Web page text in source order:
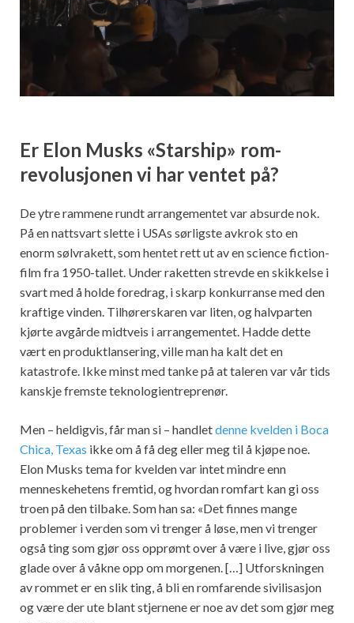
Er Elon Musks «Starship» rom-
revolusjonen vi har ventet på?
De ytre rammene rundt arrangementet var absurde nok.
På en nattsvart slette i USAs sørligste avkrok sto en
enorm sølvrakett, som hentet rett ut av en science fiction-
film fra 1950-tallet. Under raketten strevde en skikkelse i
svart med å holde foredrag, i skarp konkurranse med den
kraftige vinden. Tilhørerskaren var liten, og halvparten
kjørte avgårde midtveis i arrangementet. Hadde dette
vært en produktlansering, ville man ha kalt det en
katastrofe. Ikke minst med tanke på at taleren var vår tids
kanskje fremste teknologientreprenør.
Men – heldigvis, får man si – handletdenne kvelden i Boca
Chica, Texas ikke om å få deg eller meg til å kjøpe noe.
Elon Musks tema for kvelden var intet mindre enn
menneskehetens fremtid, og hvordan romfart kan gi oss
troen på den tilbake. Som han sa: «Det finnes mange
problemer i verden som vi trenger å løse, men vi trenger
også ting som gjør oss opprømt over å være i live, gjør oss
glade over å våkne opp om morgenen. […] Utforskningen
av rommet er en slik ting, å bli en romfarende sivilisasjon
og være der ute blant stjernene er noe av det som gjør meg